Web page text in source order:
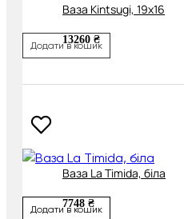
Ваза Kintsugi, 19х16
13260 ₴
Додати в кошик
Ваза La Timida, біла
7748 ₴
Додати в кошик